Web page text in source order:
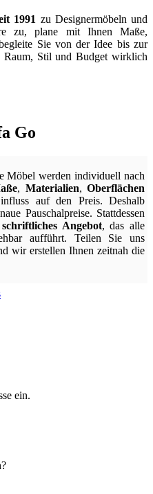
1991 zu Designermöbeln und
zu, plane mit Ihnen Maße,
Sie von der Idee bis zur
Stil und Budget wirklich
Go
Möbel werden individuell nach
, Materialien,Oberflächen
auf den Preis. Deshalb
Pauschalpreise. Stattdessen
schriftliches Angebot, das alle
aufführt. Teilen Sie uns
wir erstellen Ihnen zeitnah die
ein.